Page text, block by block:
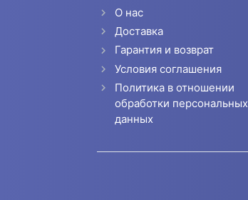
О нас
Доставка
Гарантия и возврат
Условия соглашения
Политика в отношении
обработки персональных
данных